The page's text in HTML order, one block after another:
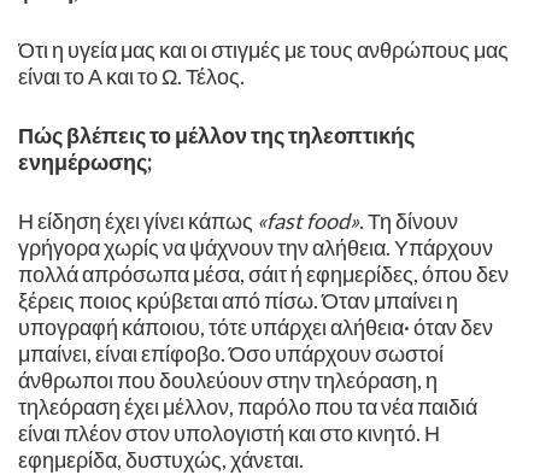
Ότι η υγεία μας και οι στιγμές με τους ανθρώπους μας
είναι το Α και το Ω. Τέλος. ​
Πώς βλέπεις το μέλλον της τηλεοπτικής
ενημέρωσης;
Η είδηση έχει γίνει κάπως «fast food». Τη δίνουν
γρήγορα χωρίς να ψάχνουν την αλήθεια. Υπάρχουν
πολλά απρόσωπα μέσα, σάιτ ή εφημερίδες, όπου δεν
ξέρεις ποιος κρύβεται από πίσω. Όταν μπαίνει η
υπογραφή κάποιου, τότε υπάρχει αλήθεια· όταν δεν
μπαίνει, είναι επίφοβο. Όσο υπάρχουν σωστοί
άνθρωποι που δουλεύουν στην τηλεόραση, η
τηλεόραση έχει μέλλον, παρόλο που τα νέα παιδιά
είναι πλέον στον υπολογιστή και στο κινητό. Η
εφημερίδα, δυστυχώς, χάνεται.